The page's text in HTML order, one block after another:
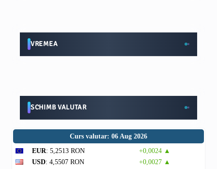
VREMEA
SCHIMB VALUTAR
Curs valutar: 06 Aug 2026
EUR: 5,2513 RON
+0,0024 ▲
USD: 4,5507 RON
+0,0027 ▲